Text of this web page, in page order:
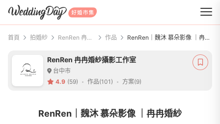
WeddingDay 好婚市集
首頁 拍婚紗 RenRen 冉冉婚紗攝影工作室 作品 RenRen｜魏沐 慕朵影像 ｜冉冉婚紗
RenRen 冉冉婚紗攝影工作室
台中市
4.9 (59) 作品(101) 方案(9)
RenRen｜魏沐 慕朵影像 ｜冉冉婚紗